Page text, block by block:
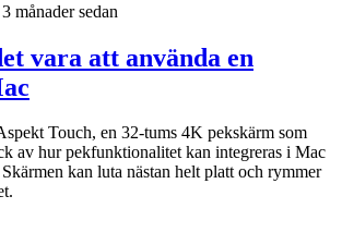
3 månader sedan
vara att använda en
Touch, en 32-tums 4K pekskärm som
av hur pekfunktionalitet kan integreras i Mac
kan luta nästan helt platt och rymmer